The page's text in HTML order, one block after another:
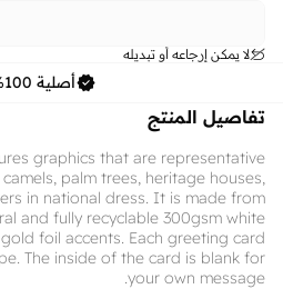
لا يمكن إرجاعه أو تبديله
أصلية 100%
تفاصيل المنتج
graphics that are representative
palm trees, heritage houses,
in national dress. It is made from
and fully recyclable 300gsm white
foil accents. Each greeting card
The inside of the card is blank for
your own message.